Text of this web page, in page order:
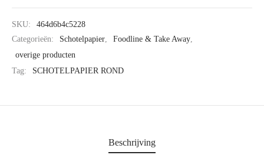
SKU:
464d6b4c5228
Categorieën:
Schotelpapier, Foodline & Take Away,
overige producten
Tag:
SCHOTELPAPIER ROND
Beschrijving